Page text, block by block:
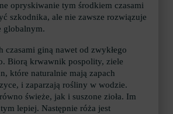
opryskiwanie tym środkiem czasami
szkodnika, ale nie zawsze rozwiązuje
globalnym.
czasami giną nawet od zwykłego
Biorą krwawnik pospolity, ziele
które naturalnie mają zapach
i zaparzają rośliny w wodzie.
świeże, jak i suszone zioła. Im
lepiej. Następnie róża jest